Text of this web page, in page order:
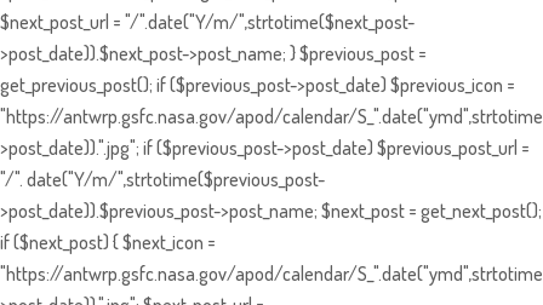
$next_post_url = "/".date("Y/m/",strtotime($next_post-
>post_date)).$next_post->post_name; } $previous_post =
get_previous_post(); if ($previous_post->post_date) $previous_icon =
"https://antwrp.gsfc.nasa.gov/apod/calendar/
>post_date)).".jpg"; if ($previous_post->post_date) $previous_post_url =
"/". date("Y/m/",strtotime($previous_post-
>post_date)).$previous_post->post_name; $next_post = get_next_post();
if ($next_post) { $next_icon =
"https://antwrp.gsfc.nasa.gov/apod/calendar/